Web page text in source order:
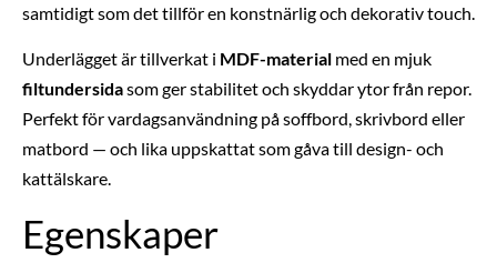
samtidigt som det tillför en konstnärlig och dekorativ touch.
Underlägget är tillverkat i MDF-material med en mjuk
filtundersidasom ger stabilitet och skyddar ytor från repor.
Perfekt för vardagsanvändning på soffbord, skrivbord eller
matbord — och lika uppskattat som gåva till design- och
kattälskare.
Egenskaper